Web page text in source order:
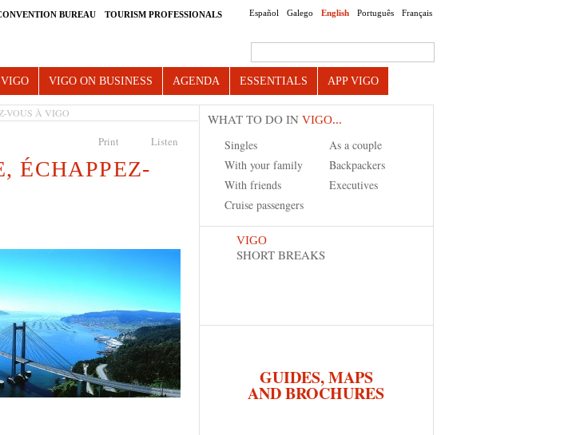
Español Galego English Português Français
BUREAU TOURISM PROFESSIONALS
VIGO ON BUSINESS AGENDA ESSENTIALS APP VIGO
VOUS À VIGO
Print Listen
ÉCHAPPEZ-
WHAT TO DO IN VIGO...
Singles
As a couple
With your family
Backpackers
With friends
Executives
Cruise passengers
VIGO
SHORT BREAKS
GUIDES, MAPS
AND BROCHURES